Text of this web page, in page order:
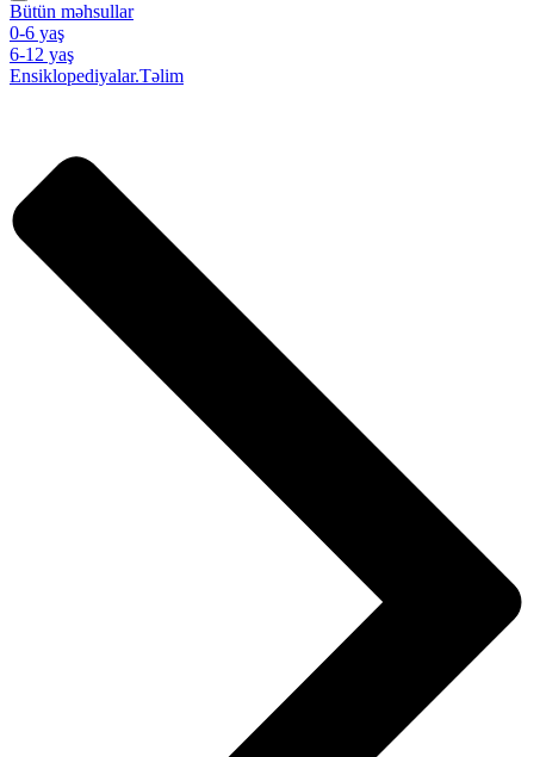
Bütün məhsullar
0-6 yaş
6-12 yaş
Ensiklopediyalar.Təlim